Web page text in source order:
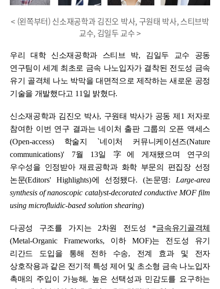
< (왼쪽부터) 신소재공학과 김진오 박사, 구원태 박사, 스티브박
교수, 김일두 교수 >
우리 대학 신소재공학과 스티브 박, 김일두 교수 공동
연구팀이 세계 최초로 금속 나노입자가 결착된 전도성 금속
유기 골격체 나노 박막을 대면적으로 제작하는 새로운 공정
기술을 개발했다고 11 일 밝혔다.
신소재공학과 김진오 박사, 구원태 박사가 공동 제 1 저자로
참여한 이번 연구 결과는 네이처 출판 그룹의 오픈 액세스
(Open-access) 학술지 `네이처 커뮤니케이션즈(Nature
communications)' 7월 13일 字 에 게재됐으며 연구의
우수성을 인정받아 재료공학과 화학 부문의 편집장 선정
논문(Editors' Highlights)에 선정됐다. (논문명: Large-area
synthesis of nanoscopic catalyst-decorated conductive MOF film
using microfluidic-based solution shearing)
다공성 구조를 가지는 2차원 전도성 *금속유기골격체
(Metal-Organic Frameworks, 이하MOF)는 전도성 유기
리간드 도입을 통해 전하 수송, 전계 효과 및 전자
상호작용과 같은 전기적 특성 제어 및 초소형 금속 나노입자
촉매의 주입이 가능해, 높은 선택성과 민감도를 요구하는